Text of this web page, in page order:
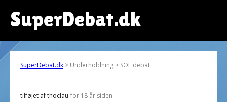
SuperDebat.dk
SuperDebat.dk > Underholdning > SOL debat
tilføjet afthoclau for 18 år siden